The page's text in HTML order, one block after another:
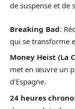
de suspense et de
Breaking Bad:
qui se transforme
Money Heist (La
met en œuvre un
d’Espagne.
24 heures chrono